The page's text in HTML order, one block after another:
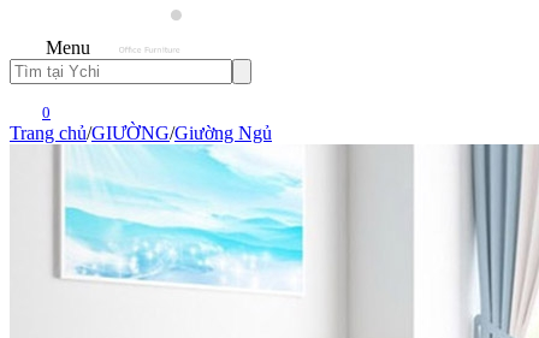
Menu
0
Trang chủ/GIƯỜNG/Giường Ngủ